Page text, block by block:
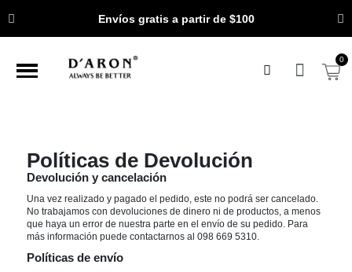
Envíos gratis a partir de $100
Políticas de Devolución
Devolución y cancelación
Una vez realizado y pagado el pedido, este no podrá ser cancelado.
No trabajamos con devoluciones de dinero ni de productos, a menos
que haya un error de nuestra parte en el envío de su pedido. Para
más información puede contactarnos al 098 669 5310.
Políticas de envío